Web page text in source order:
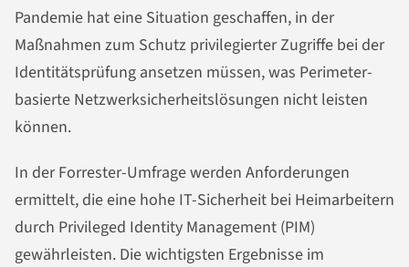
Pandemie hat eine Situation geschaffen, in der
Maßnahmen zum Schutz privilegierter Zugriffe bei der
Identitätsprüfung ansetzen müssen, was Perimeter-
basierte Netzwerksicherheitslösungen nicht leisten
können.
In der Forrester-Umfrage werden Anforderungen
ermittelt, die eine hohe IT-Sicherheit bei Heimarbeitern
durch Privileged Identity Management (PIM)
gewährleisten. Die wichtigsten Ergebnisse im